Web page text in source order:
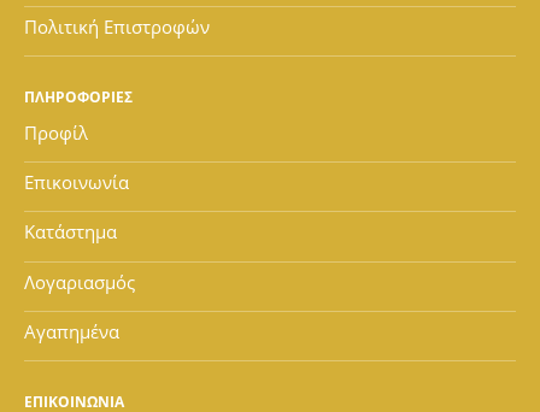
Πολιτική Επιστροφών
ΠΛΗΡΟΦΟΡΙΕΣ
Προφίλ
Επικοινωνία
Κατάστημα
Λογαριασμός
Αγαπημένα
ΕΠΙΚΟΙΝΩΝΙΑ